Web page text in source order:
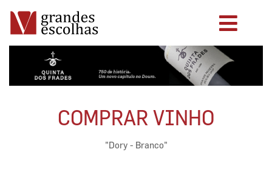
COMPRAR VINHO
"Dory - Branco"